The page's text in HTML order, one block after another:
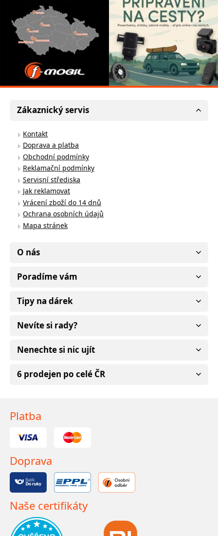
Zákaznický servis
Kontakt
Doprava a platba
Obchodní podmínky
Reklamační podmínky
Servisní střediska
Jak reklamovat
Vrácení zboží do 14 dnů
Ochrana osobních údajů
Mapa stránek
O nás
Poradíme vám
Tipy na dárek
Nevíte si rady?
Nenechte si nic ujít
6 prodejen po celé ČR
Platba
Doprava
Naše certifikáty